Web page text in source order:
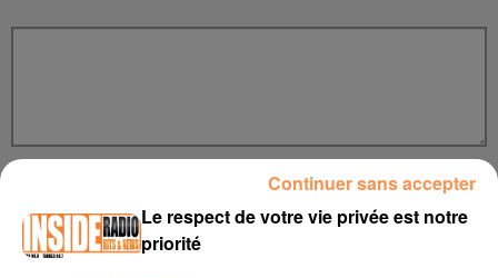
Le respect de votre vie privée est notre
priorité
Continuer sans accepter